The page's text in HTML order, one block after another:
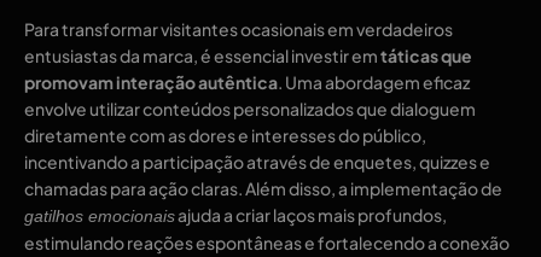
Para transformar visitantes ocasionais em verdadeiros
entusiastas da marca, é essencial investir emtáticas que
promovam interação autêntica. Uma abordagem eficaz
envolve utilizar conteúdos personalizados que dialoguem
diretamente com as dores e interesses do público,
incentivando a participação através de enquetes, quizzes e
chamadas para ação claras. Além disso, a implementação de
gatilhos emocionaisajuda a criar laços mais profundos,
estimulando reações espontâneas e fortalecendo a conexão